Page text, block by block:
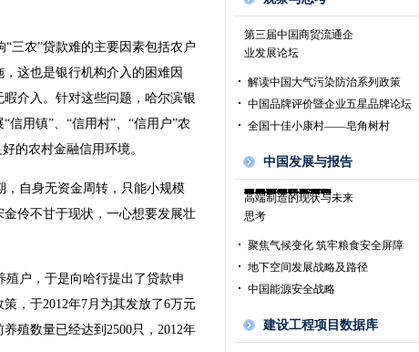
三农”贷款难的主要因素包括农户
这也是银行机构介入的困难因
介入。针对这些问题，哈尔滨银
用镇”、“信用村”、“信用户”农
的农村金融信用环境。
自身无资金周转，只能小规模
伶不甘于现状，一心想要发展壮
户，于是向哈行提出了贷款申
，于2012年7月为其发放了6万元
殖数量已经达到2500只，2012年